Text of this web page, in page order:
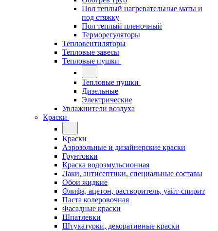
Пол теплый нагревательные маты и
под стяжку
Пол теплый пленочный
Терморегуляторы
Тепловентиляторы
Тепловые завесы
Тепловые пушки
Тепловые пушки
Дизельные
Электрические
Увлажнители воздуха
Краски
Краски
Аэрозольные и дизайнерские краски
Грунтовки
Краска водоэмульсионная
Лаки, антисептики, специальные составы
Обои жидкие
Олифа, ацетон, растворитель, уайт-спирит
Паста колеровочная
Фасадные краски
Шпатлевки
Штукатурки, декоративные краски